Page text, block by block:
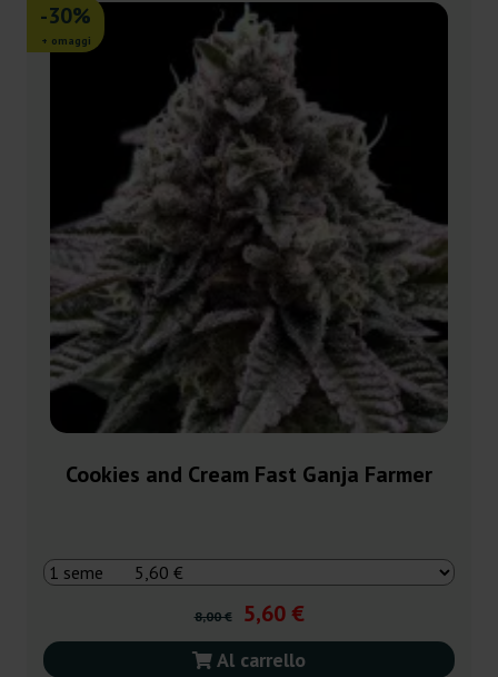
-30%
+ omaggi
Cookies and Cream Fast Ganja Farmer
8,00 € 5,60 €
Al carrello